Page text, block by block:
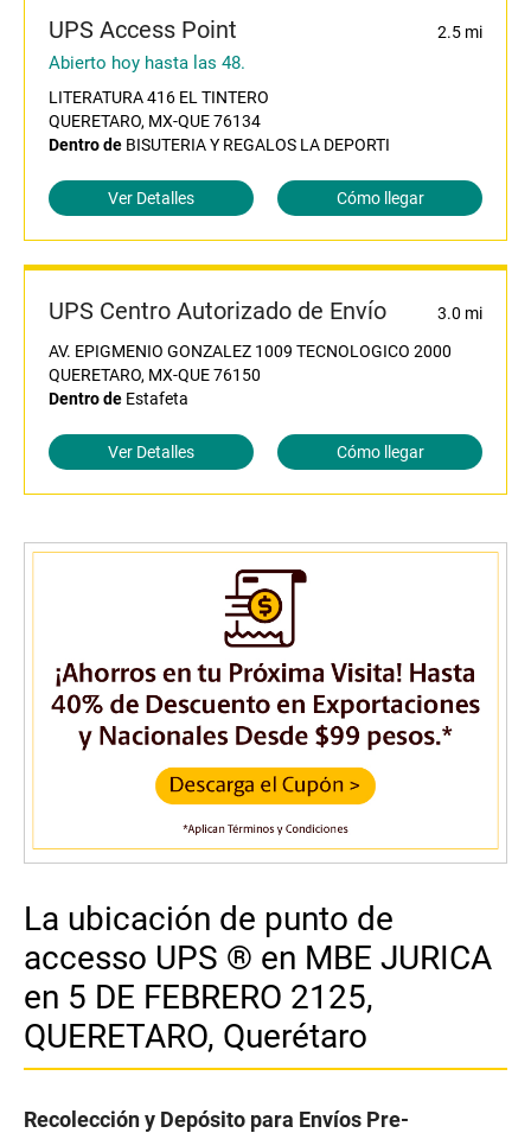
UPS Access Point 2.5 mi
Abierto hoy hasta las 48.
LITERATURA 416 EL TINTERO
QUERETARO, MX-QUE 76134
Dentro de BISUTERIA Y REGALOS LA DEPORTI
Ver Detalles Cómo llegar
UPS Centro Autorizado de Envío
3.0 mi
AV. EPIGMENIO GONZALEZ 1009 TECNOLOGICO 2000
QUERETARO, MX-QUE 76150
Dentro de Estafeta
Ver Detalles Cómo llegar
La ubicación de punto de
accesso UPS ® en MBE JURICA
en 5 DE FEBRERO 2125,
QUERETARO, Querétaro
Recolección y Depósito para Envíos Pre-